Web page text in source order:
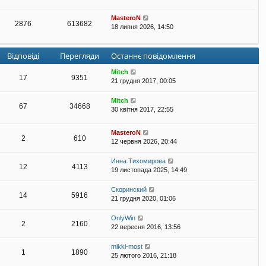
2876 613682
MasteroN
18 липня 2026, 14:50
Відповіді Перегляди Останнє повідомлення
17 9351
Mitch
21 грудня 2017, 00:05
67 34668
Mitch
30 квітня 2017, 22:55
2 610
MasteroN
12 червня 2026, 20:44
12 4113
Инна Тихомирова
19 листопада 2025, 14:49
14 5916
Скоринский
21 грудня 2020, 01:06
2 2160
OnlyWin
22 вересня 2016, 13:56
1 1890
mikki-most
25 лютого 2016, 21:18